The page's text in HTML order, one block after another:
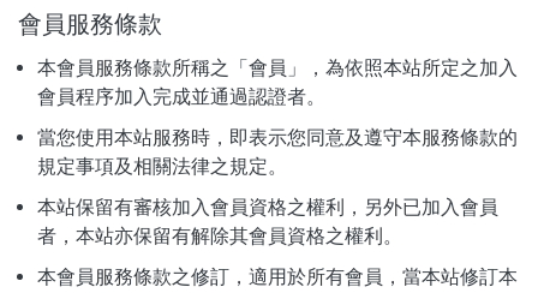
所有產品
冷藏配送區
冷凍配送區
品牌
服務/政策
會員服務條款
本會員服務條款所稱之「會員」，為依照本站所定之加入
會員程序加入完成並通過認證者。
當您使用本站服務時，即表示您同意及遵守本服務條款的
規定事項及相關法律之規定。
本站保留有審核加入會員資格之權利，另外已加入會員
者，本站亦保留有解除其會員資格之權利。
本會員服務條款之修訂，適用於所有會員，當本站修訂本